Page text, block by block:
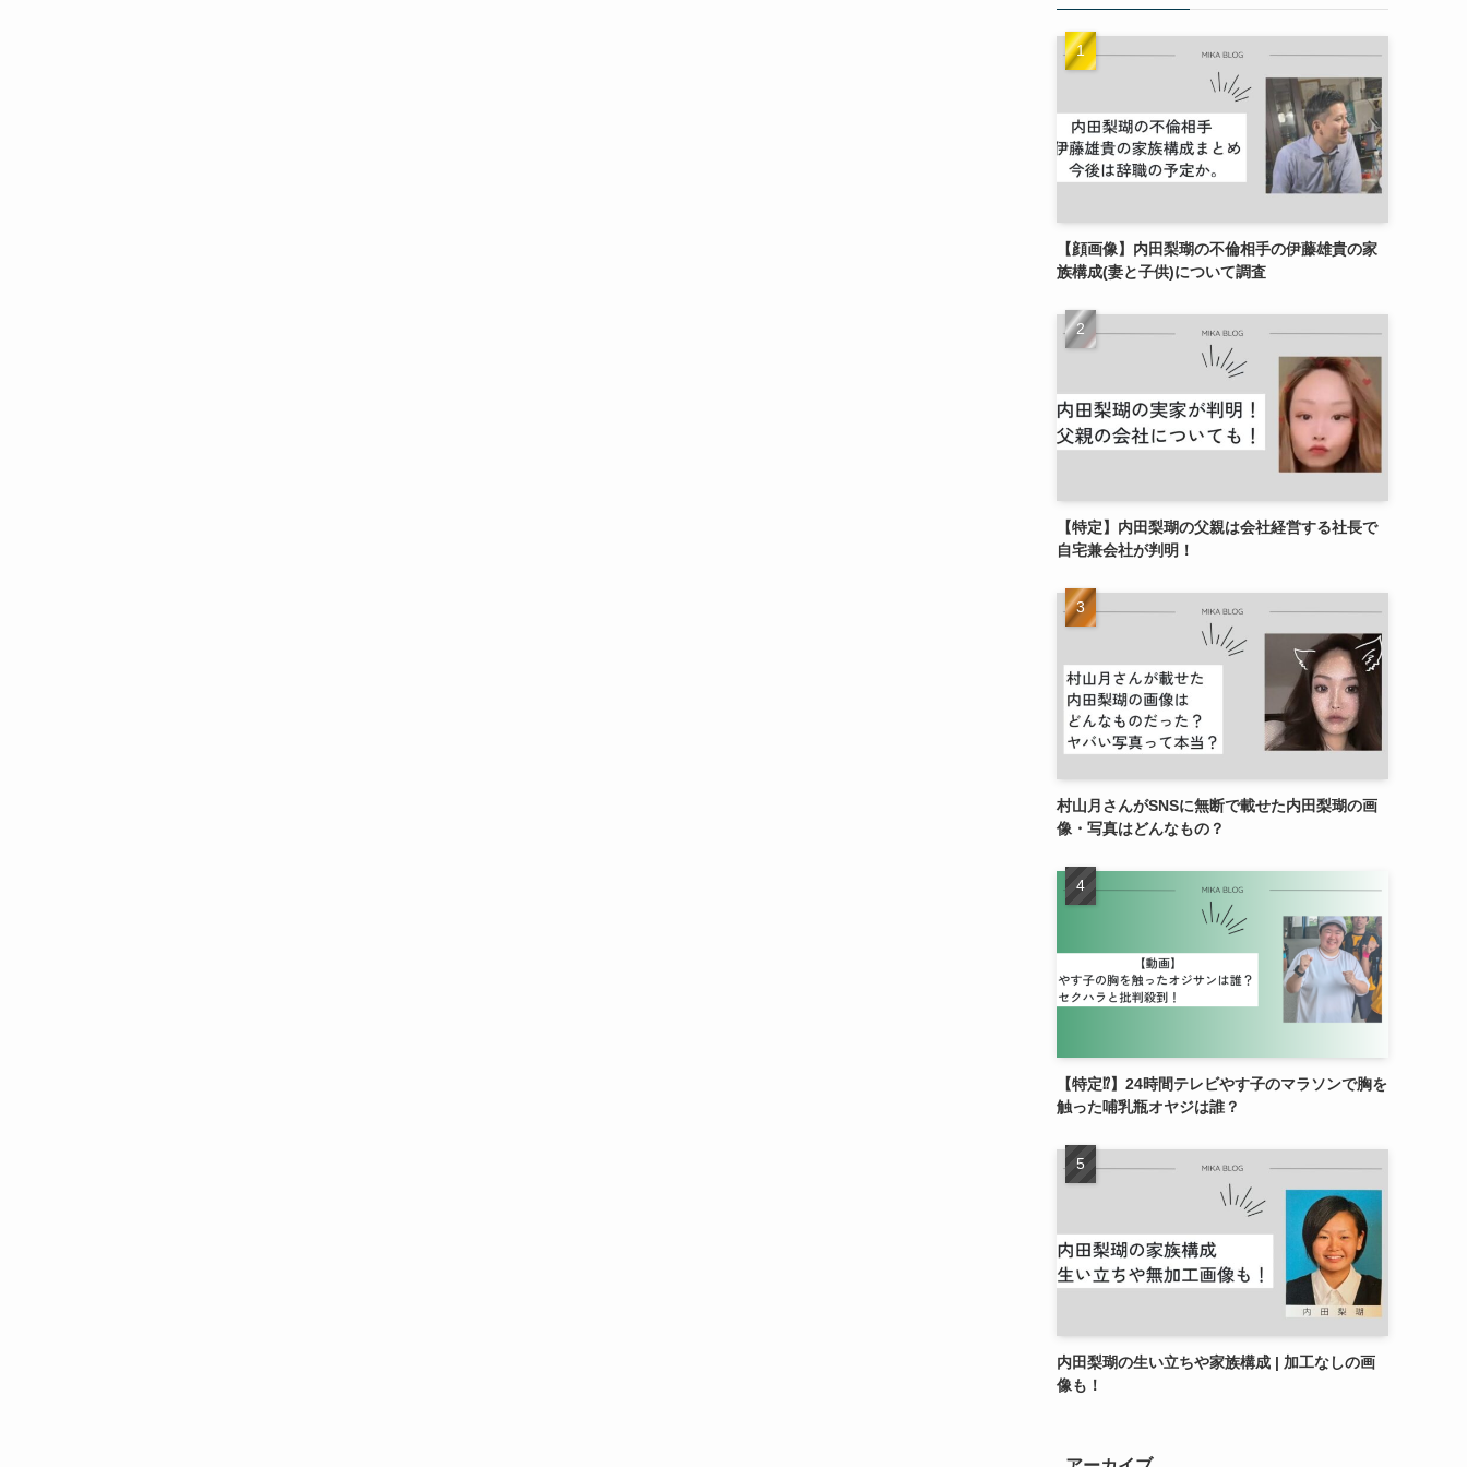
【顔画像】内田梨瑚の不倫相手の伊藤雄貴の家
族構成(妻と子供)について調査
【特定】内田梨瑚の父親は会社経営する社長で
自宅兼会社が判明！
村山月さんがSNSに無断で載せた内田梨瑚の画
像・写真はどんなもの？
【特定⁉︎】24時間テレビやす子のマラソンで胸を
触った哺乳瓶オヤジは誰？
内田梨瑚の生い立ちや家族構成 | 加工なしの画
像も！